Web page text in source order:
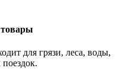
для грязи, леса, воды,